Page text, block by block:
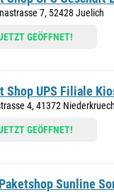
7, 52428 Juelich
GEÖFFNET!
Shop UPS Filiale
4, 41372
GEÖFFNET!
Sunline